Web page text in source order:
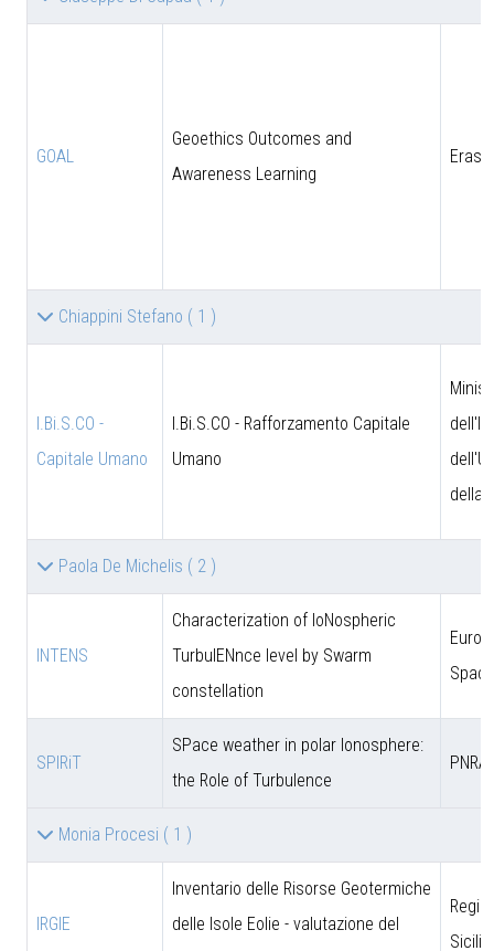
GOAL
Geoethics Outcomes and
Awareness Learning
Chiappini Stefano ( 1 )
I.Bi.S.CO -
Capitale Umano
I.Bi.S.CO - Rafforzamento Capitale
Umano
della
Paola De Michelis ( 2 )
INTENS
Characterization of IoNospheric
TurbulENnce level by Swarm
constellation
SPIRiT
SPace weather in polar Ionosphere:
the Role of Turbulence
PNRA
Monia Procesi ( 1 )
IRGIE
Inventario delle Risorse Geotermiche
delle Isole Eolie - valutazione del